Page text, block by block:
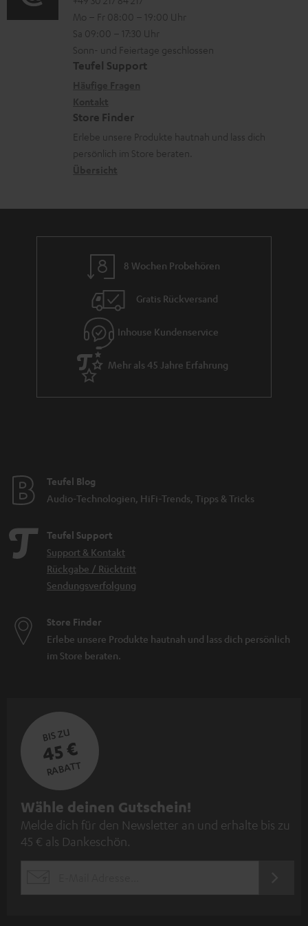
d
e
n
i
o
n
e
r
r
a
-
L
e
k
o
n
t
a
d
a
n
Mo – Fr 08:00 – 19:00 Uhr
Sa 09:00 – 17:30 Uhr
Sonn- und Feiertage geschlossen
Teufel Support
Store Finder
Erlebe unsere Produkte hautnah und lass dich
persönlich im Store beraten.
8 Wochen Probehören
Gratis Rückversand
Inhouse Kundenservice
Mehr als 45 Jahre Erfahrung
Teufel Blog
Audio-Technologien, HiFi-Trends, Tipps & Tricks
Teufel Support
Support & Kontakt
Rückgabe / Rücktritt
Sendungsverfolgung
Store Finder
Erlebe unsere Produkte hautnah und lass dich persönlich
im Store beraten.
BIS ZU
45 €
RABATT
N
e
w
Wähle deinen Gutschein!
Melde dich für den Newsletter an und erhalte bis zu
45 € als Dankeschön.